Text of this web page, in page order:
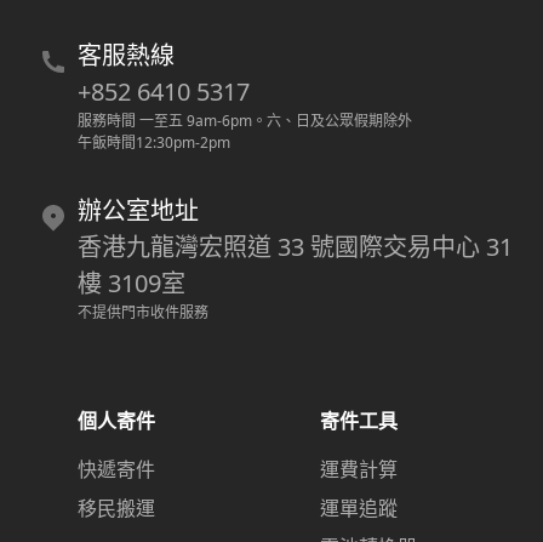
客服熱線
+852 6410 5317
服務時間 一至五 9am-6pm 。 六、日及公眾假期除外
午飯時間12:30pm-2pm
辦公室地址
香港九龍灣宏照道 33 號國際交易中心 31
樓 3109室
不提供門市收件服務
個人寄件
快遞寄件
移民搬運
寄件工具
運費計算
運單追蹤